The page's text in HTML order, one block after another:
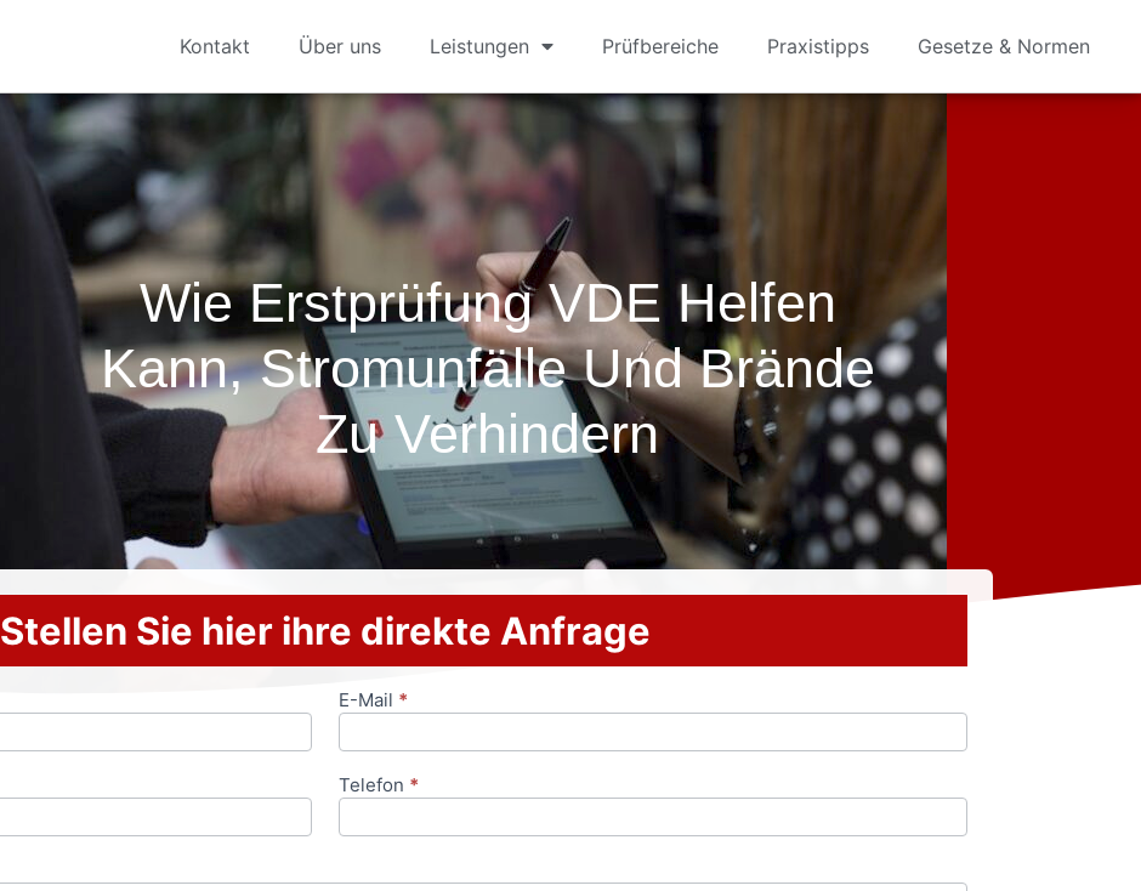
Kontakt Über uns Leistungen Prüfbereiche Praxistipps Gesetze & Normen
Wie Erstprüfung VDE Helfen
Kann, Stromunfälle Und Brände
Zu Verhindern
Stellen Sie hier ihre direkte Anfrage
E-Mail *
Telefon *